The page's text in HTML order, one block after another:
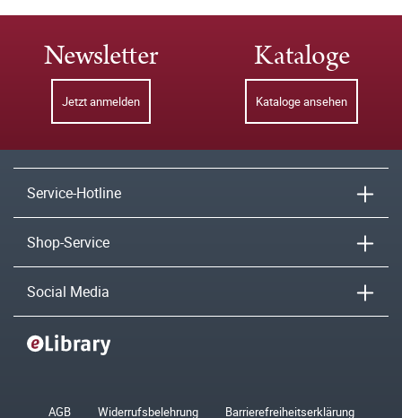
Newsletter
Jetzt anmelden
Kataloge
Kataloge ansehen
Service-Hotline
Shop-Service
Social Media
AGB Widerrufsbelehrung Barrierefreiheitserklärung